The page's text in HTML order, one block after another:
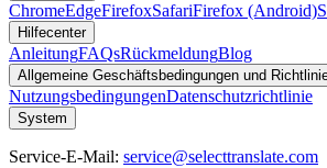
ChromeEdgeFirefoxSafariFirefox (Android)
Hilfecenter
AnleitungFAQsRückmeldungBlog
Allgemeine Geschäftsbedingungen und
NutzungsbedingungenDatenschutzrichtlinie
System
Service-E-Mail: service@selecttranslate.com